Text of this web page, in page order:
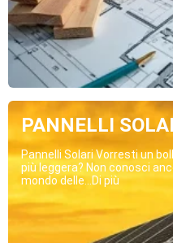
PANNELLI
Pannelli Solari Vorresti un
più leggera? Non conosci
mondo delle...Di più